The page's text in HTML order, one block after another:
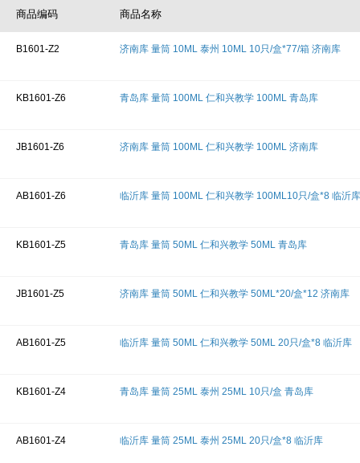
商品编码 商品名称
B1601-Z2 济南库 量筒 10ML 泰州 10ML 10只/盒*77/箱 济南库
KB1601-Z6 青岛库 量筒 100ML 仁和兴教学 100ML 青岛库
JB1601-Z6 济南库 量筒 100ML 仁和兴教学 100ML 济南库
AB1601-Z6 临沂库 量筒 100ML 仁和兴教学 100ML10只/盒*8 临沂库
KB1601-Z5 青岛库 量筒 50ML 仁和兴教学 50ML 青岛库
JB1601-Z5 济南库 量筒 50ML 仁和兴教学 50ML*20/盒*12 济南库
AB1601-Z5 临沂库 量筒 50ML 仁和兴教学 50ML 20只/盒*8 临沂库
KB1601-Z4 青岛库 量筒 25ML 泰州 25ML 10只/盒 青岛库
AB1601-Z4 临沂库 量筒 25ML 泰州 25ML 20只/盒*8 临沂库